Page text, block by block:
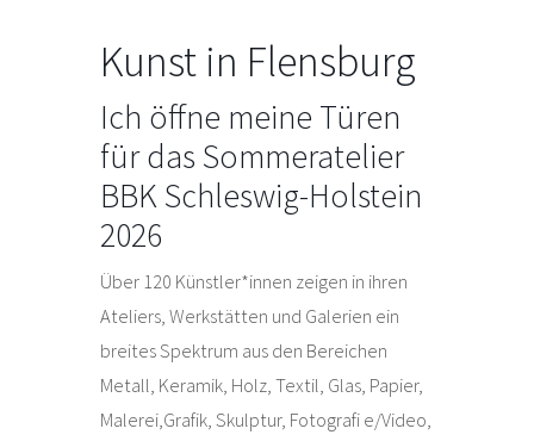
Kunst in Flensburg
Ich öffne meine Türen
für das Sommeratelier
BBK Schleswig-Holstein
2026
Über 120 Künstler*innen zeigen in ihren
Ateliers, Werkstätten und Galerien ein
breites Spektrum aus den Bereichen
Metall, Keramik, Holz, Textil, Glas, Papier,
Malerei,Grafik, Skulptur, Fotografi e/Video,